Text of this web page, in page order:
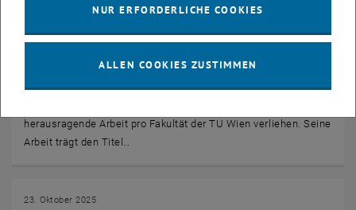
28. Januar 2026
herausragende Arbeit pro Fakultät der TU Wien verliehen. Seine
Arbeit trägt den Titel…
23. Oktober 2025
NUR ERFORDERLICHE COOKIES
ALLEN COOKIES ZUSTIMMEN